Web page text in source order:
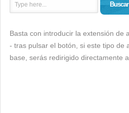
Buscar
Basta con introducir la extensión de
- tras pulsar el botón, si este tipo de
base, serás redirigido directamente